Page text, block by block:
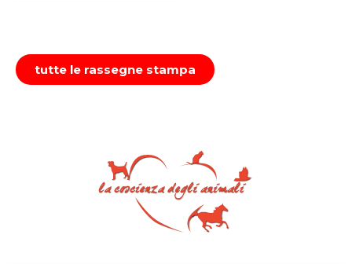
tutte le rassegne stampa